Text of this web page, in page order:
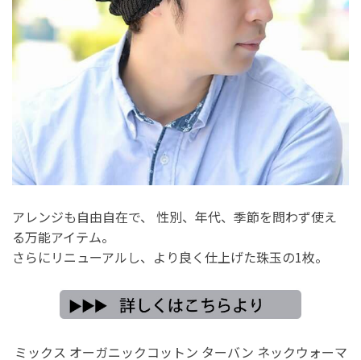
アレンジも自由自在で、 性別、年代、季節を問わず使え
る万能アイテム。
さらにリニューアルし、より良く仕上げた珠玉の1枚。
ミックス オーガニックコットン ターバン ネックウォーマ